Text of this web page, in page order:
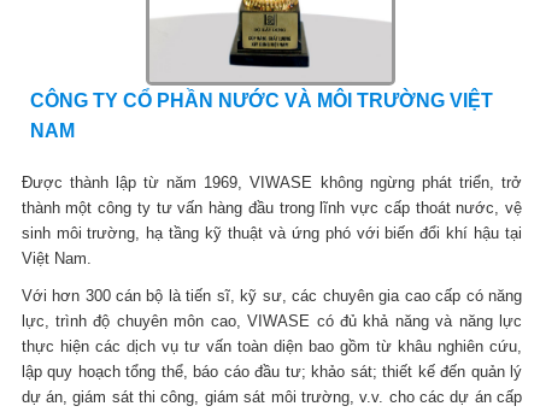
CÔNG TY CỔ PHẦN NƯỚC VÀ MÔI TRƯỜNG VIỆT
NAM
Được thành lập từ năm 1969, VIWASE không ngừng phát triển, trở
thành một công ty tư vấn hàng đầu trong lĩnh vực cấp thoát nước, vệ
sinh môi trường, hạ tầng kỹ thuật và ứng phó với biến đổi khí hậu tại
Việt Nam.
Với hơn 300 cán bộ là tiến sĩ, kỹ sư, các chuyên gia cao cấp có năng
lực, trình độ chuyên môn cao, VIWASE có đủ khả năng và năng lực
thực hiện các dịch vụ tư vấn toàn diện bao gồm từ khâu nghiên cứu,
lập quy hoạch tổng thể, báo cáo đầu tư; khảo sát; thiết kế đến quản lý
dự án, giám sát thi công, giám sát môi trường, v.v. cho các dự án cấp